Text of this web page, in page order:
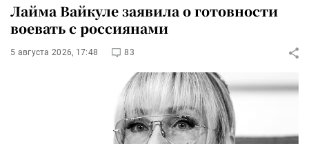
Лайма Вайкуле заявила о готовности
воевать с россиянами
5 августа 2026, 17:48 83